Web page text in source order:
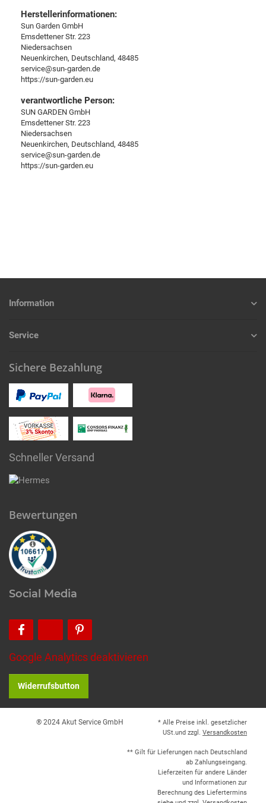
Herstellerinformationen:
Sun Garden GmbH
Emsdettener Str. 223
Niedersachsen
Neuenkirchen, Deutschland, 48485
service@sun-garden.de
https://sun-garden.eu
verantwortliche Person:
SUN GARDEN GmbH
Emsdettener Str. 223
Niedersachsen
Neuenkirchen, Deutschland, 48485
service@sun-garden.de
https://sun-garden.eu
Information
Service
Sichere Bezahlung
Schneller Versand
Bewertungen
Social Media
Google Analytics deaktivieren
Widerrufsbutton
® 2024 Akut Service GmbH
* Alle Preise inkl. gesetzlicher
USt.und zzgl. Versandkosten
** Gilt für Lieferungen nach Deutschland
ab Zahlungseingang.
Lieferzeiten für andere Länder
und Informationen zur
Berechnung des Liefertermins